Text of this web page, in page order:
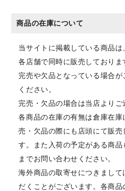
商品の在庫について
当サイトに掲載している商品は
各店舗で同時に販売しており
完売や欠品となっている場合
ください。
完売・欠品の場合は当店よりご
各商品の在庫の有無は倉庫在
売・欠品の際にも店頭にて販売
す。また入荷の予定がある商
までお問い合わせください。
海外商品の取寄せにつきまし
だくことがございます。各商